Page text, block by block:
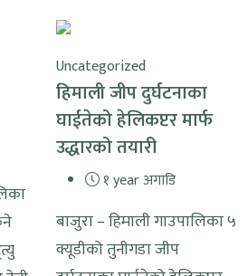
Uncategorized
हिमाली जीप दुर्घटनाका
घाईतेको हेलिकप्टर मार्फ
उद्धारको तयारी
१ year अगाडि
बाजुरा – हिमाली गाउपालिका ५
क्यूडीको तुनीगडा जीप